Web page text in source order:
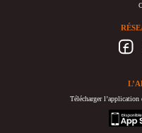
Télécharger
appstore